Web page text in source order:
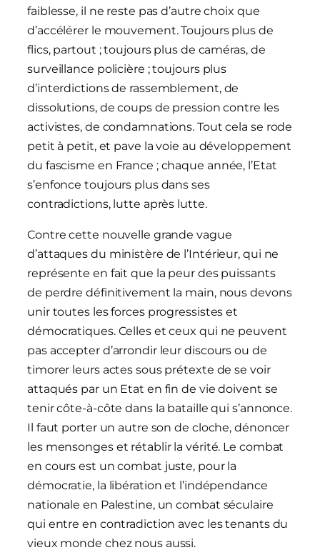
faiblesse, il ne reste pas d’autre choix que
d’accélérer le mouvement. Toujours plus de
flics, partout ; toujours plus de caméras, de
surveillance policière ; toujours plus
d’interdictions de rassemblement, de
dissolutions, de coups de pression contre les
activistes, de condamnations. Tout cela se rode
petit à petit, et pave la voie au développement
du fascisme en France ; chaque année, l’Etat
s’enfonce toujours plus dans ses
contradictions, lutte après lutte.
Contre cette nouvelle grande vague
d’attaques du ministère de l’Intérieur, qui ne
représente en fait que la peur des puissants
de perdre définitivement la main, nous devons
unir toutes les forces progressistes et
démocratiques. Celles et ceux qui ne peuvent
pas accepter d’arrondir leur discours ou de
timorer leurs actes sous prétexte de se voir
attaqués par un Etat en fin de vie doivent se
tenir côte-à-côte dans la bataille qui s’annonce.
Il faut porter un autre son de cloche, dénoncer
les mensonges et rétablir la vérité. Le combat
en cours est un combat juste, pour la
démocratie, la libération et l’indépendance
nationale en Palestine, un combat séculaire
qui entre en contradiction avec les tenants du
vieux monde chez nous aussi.